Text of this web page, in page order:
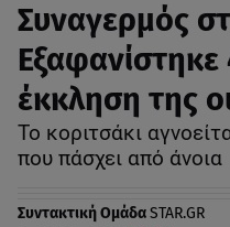
Συναγερμός
έκκληση της
Το κοριτσάκι
που πάσχει από άνοια
Συντακτική ΟμάδαSTAR.GR